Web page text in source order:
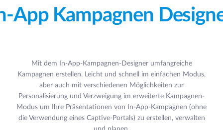
App Kampagnen
Mit dem In-App-Kampagnen-Designer umfangreiche
Kampagnen erstellen. Leicht und schnell im einfachen Modus,
aber auch mit verschiedenen Möglichkeiten zur
Personalisierung und Verzweigung im erweiterte Kampagnen-
Modus um Ihre Präsentationen von In-App-Kampagnen (ohne
die Verwendung eines Captive-Portals) zu erstellen, verwalten